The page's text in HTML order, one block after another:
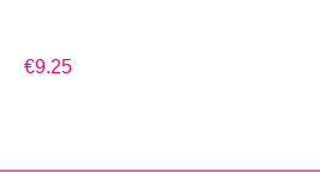
€9.25